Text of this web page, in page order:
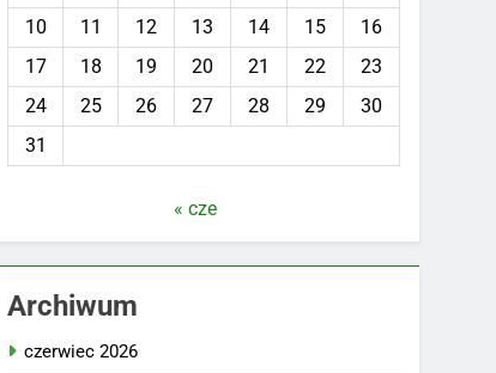
10
11 12 13 14 15
16
17
18 19 20 21 22
23
24
25 26 27 28 29
30
31
« cze
Archiwum
czerwiec 2026